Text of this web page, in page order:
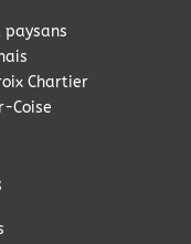
paysans
Chartier
Coise